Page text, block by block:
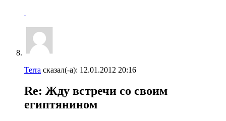
Terra сказал(-а): 12.01.2012 20:16
Re: Жду встречи со своим
египтянином